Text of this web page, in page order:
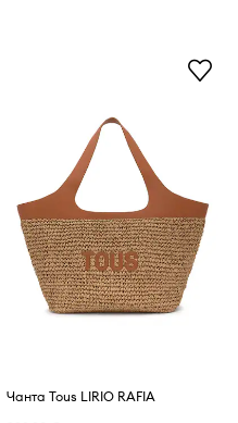
Чанта Tous LIRIO RAFIA